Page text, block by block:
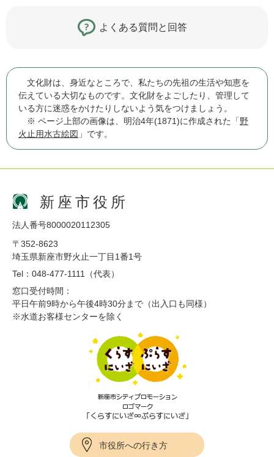
よくある質問と回答
文化財は、身近なところで、私たちの先祖の生活や知恵を
伝えている大切なものです。文化財をよごしたり、管理して
いる方に迷惑をかけたりしないよう気をつけましょう。
※ ページ上部の画像は、明治4年(1871)に作成された「野
火止用水古絵図 」です。
新座市役所
法人番号8000020112305
〒352-8623
埼玉県新座市野火止一丁目1番1号
Tel：048-477-1111（代表）
窓口受付時間：
平日午前9時から午後4時30分まで（出入口も同様）
※水道お客様センターを除く
市役所への行き方